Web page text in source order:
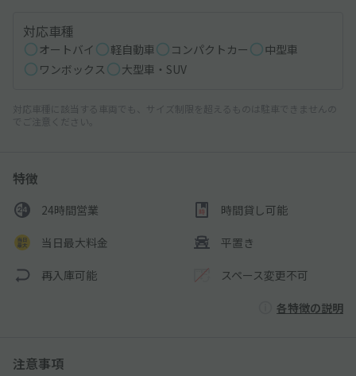
対応車種
オートバイ 軽自動車 コンパクトカー
中型車
ワンボックス
大型車・SUV
対応車種に該当する車両でも、サイズ制限を超えるものは駐車できませんの
でご注意ください。
特徴
24時間営業 時間貸し可能
当日最大料金 平置き
再入庫可能 スペース変更不可
各特徴の説明
注意事項